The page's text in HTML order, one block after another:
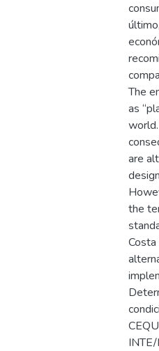
The
as
are
the